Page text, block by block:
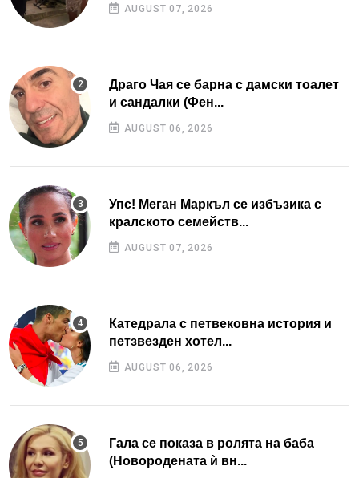
AUGUST 07, 2026
Драго Чая се барна с дамски тоалет
и сандалки (Фен...
AUGUST 06, 2026
Упс! Меган Маркъл се избъзика с
кралското семейств...
AUGUST 07, 2026
Катедрала с петвековна история и
петзвезден хотел...
AUGUST 06, 2026
Гала се показа в ролята на баба
(Новородената ѝ вн...